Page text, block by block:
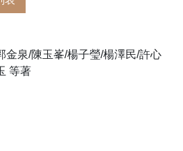
金泉/陳玉峯/楊子瑩/楊澤民/許心
等著